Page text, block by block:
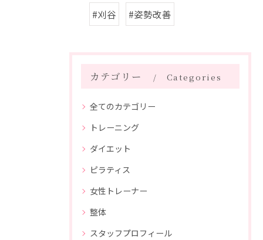
#刈谷 #姿勢改善
カテゴリー Categories
全てのカテゴリー
トレーニング
ダイエット
ピラティス
女性トレーナー
整体
スタッフプロフィール